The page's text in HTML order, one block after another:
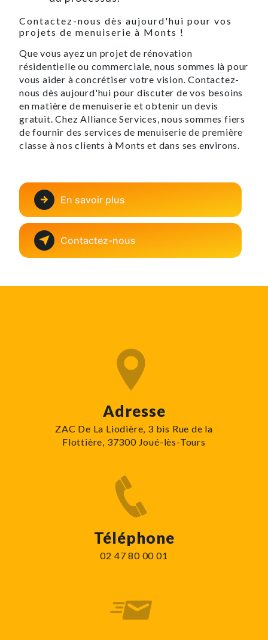
Contactez-nous dès aujourd'hui pour vos
projets de menuiserie à Monts !
Que vous ayez un projet de rénovation
résidentielle ou commerciale, nous sommes là pour
vous aider à concrétiser votre vision. Contactez-
nous dès aujourd'hui pour discuter de vos besoins
en matière de menuiserie et obtenir un devis
gratuit. Chez Alliance Services, nous sommes fiers
de fournir des services de menuiserie de première
classe à nos clients à Monts et dans ses environs.
En savoir plus
Contactez-nous
Adresse
ZAC De La Liodière, 3 bis Rue de la
Flottière, 37300 Joué-lès-Tours
Téléphone
02 47 80 00 01